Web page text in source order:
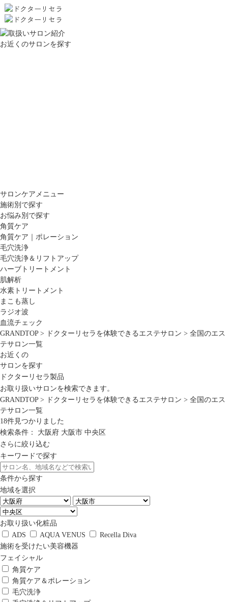
お近くのサロンを探す
サロンケアメニュー
施術別で探す
お悩み別で探す
角質ケア
角質ケア｜ポレーション
毛穴洗浄
毛穴洗浄＆リフトアップ
ハーブトリートメント
肌解析
水素トリートメント
まこも蒸し
ラジオ波
血流チェック
GRANDTOP> ドクターリセラを体験できるエステサロン > 全国のエス
テサロン一覧
お近くの
サロンを探す
ドクターリセラ製品
お取り扱いサロンを検索できます。
GRANDTOP> ドクターリセラを体験できるエステサロン > 全国のエス
テサロン一覧
18件見つかりました
検索条件：
大阪府 大阪市 中央区
さらに絞り込む
キーワードで探す
条件から探す
地域を選択
お取り扱い化粧品
ADS
AQUA VENUS
Recella Diva
施術を受けたい美容機器
フェイシャル
角質ケア
角質ケア＆ポレーション
毛穴洗浄